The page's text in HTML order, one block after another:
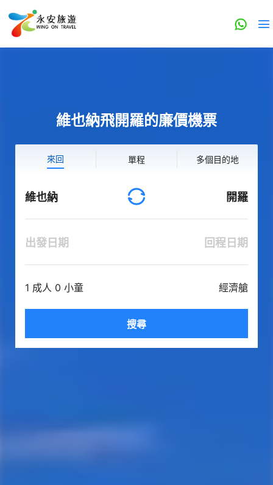
維也納飛開羅的廉價機票
來回 單程 多個目的地
維也納 開羅
出發日期 回程日期
1 成人 0 小童 經濟艙
搜尋